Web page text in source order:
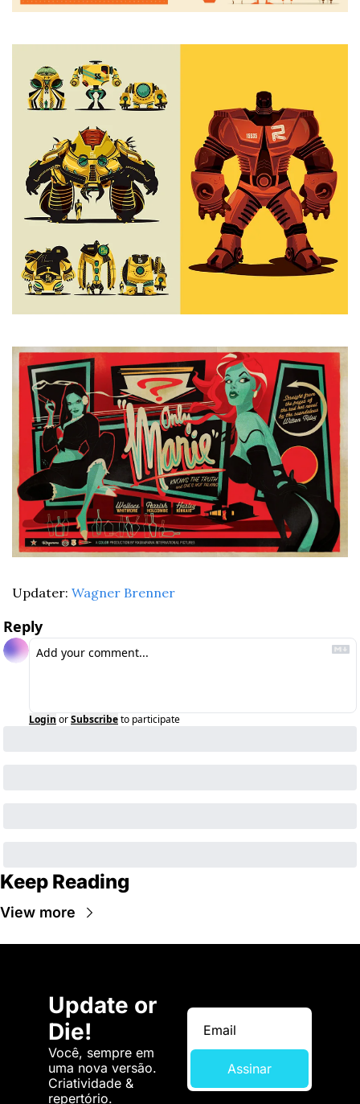
Updater: Wagner Brenner
Reply
Login orSubscribeto participate
Keep Reading
View more
Update or
Die!
Você, sempre em
uma nova versão.
Criatividade &
repertório.
Assinar